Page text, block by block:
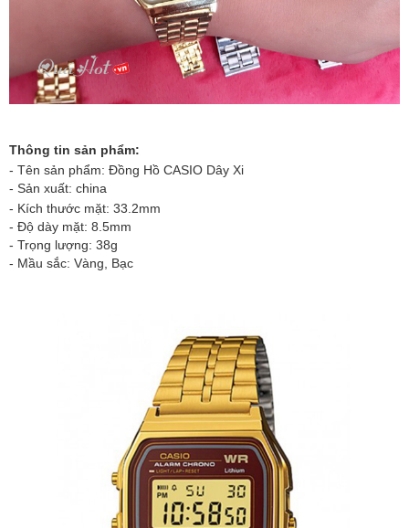
Thông tin sản phẩm:
- Tên sản phẩm: Đồng Hồ CASIO Dây Xi
- Sản xuất: china
- Kích thước mặt: 33.2mm
- Độ dày mặt: 8.5mm
- Trọng lượng: 38g
- Mầu sắc: Vàng, Bạc